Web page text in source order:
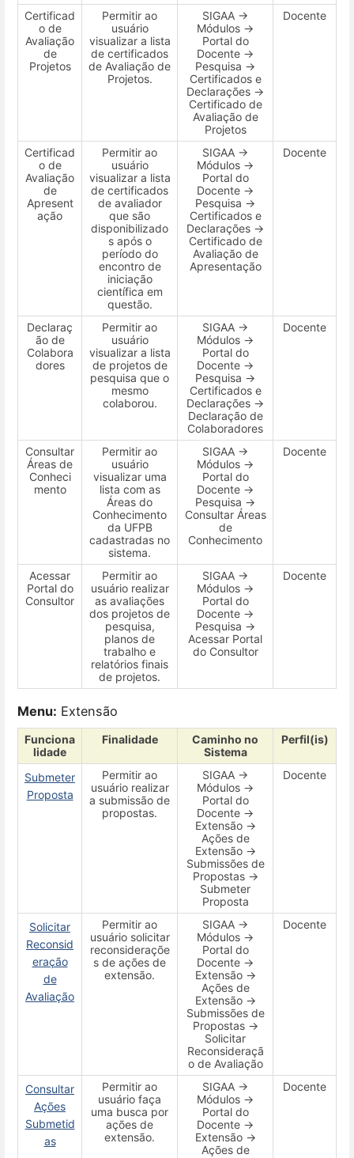
Certificad
o de
Avaliação
de
Projetos
Permitir ao
usuário
visualizar a lista
de certificados
de Avaliação de
Projetos.
SIGAA →
Módulos →
Portal do
Docente →
Pesquisa →
Certificados e
Declarações →
Certificado de
Avaliação de
Projetos
Docente
Certificad
o de
Avaliação
de
Apresent
ação
Permitir ao
usuário
visualizar a lista
de certificados
de avaliador
que são
disponibilizado
s após o
período do
encontro de
iniciação
científica em
questão.
SIGAA →
Módulos →
Portal do
Docente →
Pesquisa →
Certificados e
Declarações →
Certificado de
Avaliação de
Apresentação
Docente
Declaraç
ão de
Colabora
dores
Permitir ao
usuário
visualizar a lista
de projetos de
pesquisa que o
mesmo
colaborou.
SIGAA →
Módulos →
Portal do
Docente →
Pesquisa →
Certificados e
Declarações →
Declaração de
Colaboradores
Docente
Consultar
Áreas de
Conheci
mento
Permitir ao
usuário
visualizar uma
lista com as
Áreas do
Conhecimento
da UFPB
cadastradas no
sistema.
SIGAA →
Módulos →
Portal do
Docente →
Pesquisa →
Consultar Áreas
de
Conhecimento
Docente
Acessar
Portal do
Consultor
Permitir ao
usuário realizar
as avaliações
dos projetos de
pesquisa,
planos de
trabalho e
relatórios finais
de projetos.
SIGAA →
Módulos →
Portal do
Docente →
Pesquisa →
Acessar Portal
do Consultor
Docente
Menu: Extensão
Funciona
lidade
Finalidade
Caminho no
Sistema
Perfil(is)
Submeter
Proposta
Permitir ao
usuário realizar
a submissão de
propostas.
SIGAA →
Módulos →
Portal do
Docente →
Extensão →
Ações de
Extensão →
Submissões de
Propostas →
Submeter
Proposta
Docente
Solicitar
Reconsid
eração
de
Avaliação
Permitir ao
usuário solicitar
reconsideraçõe
s de ações de
extensão.
SIGAA →
Módulos →
Portal do
Docente →
Extensão →
Ações de
Extensão →
Submissões de
Propostas →
Solicitar
Reconsideraçã
o de Avaliação
Docente
Consultar
Ações
Submetid
as
Permitir ao
usuário faça
uma busca por
ações de
extensão.
SIGAA →
Módulos →
Portal do
Docente →
Extensão →
Ações de
Docente